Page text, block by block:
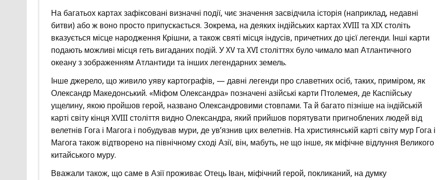
На багатьох картах зафіксовані визначні події, чиє значення засвідчила історія (наприклад, недавні
битви) або ж воно просто припускається. Зокрема, на деяких індійських картах XVIII та XIX століть
вказується місце народження Крішни, а також святі місця індусів, причетних до цієї легенди. Інші карти
подають можливі місця геть вигаданих подій. У XV та XVI століттях було чимало мап Атлантичного
океану з зображенням Атлантиди та інших легендарних земель.
Інше джерело, що живило уяву картографів, — давні легенди про славетних осіб, таких, приміром, як
Олександр Македонський. «Міфом Олександра» позначені азійські карти Птолемея, де Каспійську
ущелину, якою пройшов герой, названо Олександровими стовпами. Та й багато пізніше на індійській
карті світу кінця XVIII століття видно Олександра, який прийшов порятувати пригноблених людей від
велетнів Гога і Магога і побудував мури, де ув’язнив цих велетнів. На християнській карті світу мур Гога і
Магога також відтворено на північному сході Азії, він, мабуть, не що інше, як міфічне відлуння Великого
китайського муру.
Вважали також, що саме в Азії проживає Отець Іван, міфічний герой, покликаний, на думку